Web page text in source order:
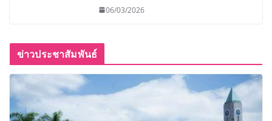
06/03/2026
ข่าวประชาสัมพันธ์